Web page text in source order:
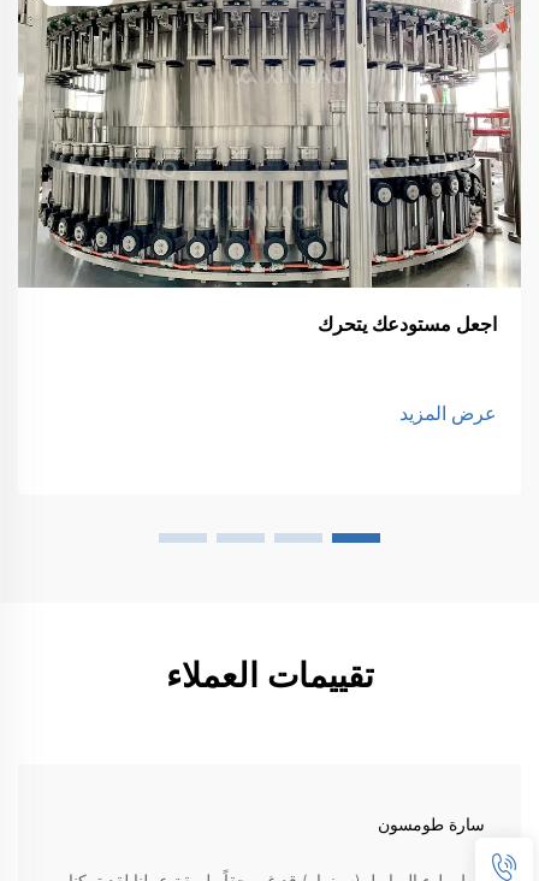
اجعل مستودعك يتحرك
عرض المزيد
تقييمات العملاء
سارة طومسون